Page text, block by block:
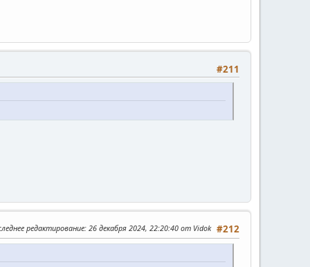
#211
#212
редактирование: 26 декабря 2024, 22:20:40 от Vidok